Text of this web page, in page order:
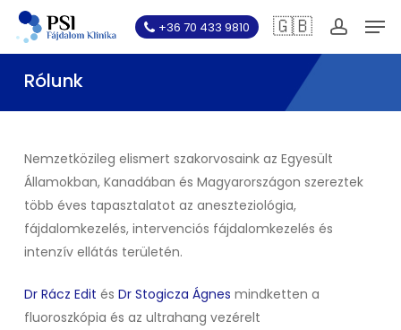
Skip
main
content
+36 70 433 9810 🇬🇧
Rólunk
Nemzetközileg elismert szakorvosaink az Egyesült
Államokban, Kanadában és Magyarországon szereztek
több éves tapasztalatot az aneszteziológia,
fájdalomkezelés, intervenciós fájdalomkezelés és
intenzív ellátás területén.
Dr Rácz Edit és Dr Stogicza Ágnes mindketten a
fluoroszkópia és az ultrahang vezérelt